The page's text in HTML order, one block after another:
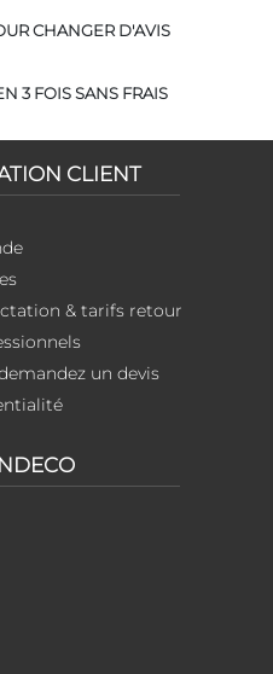
CHANGER D'AVIS
3 FOIS SANS FRAIS
CLIENT
& tarifs retour
un devis